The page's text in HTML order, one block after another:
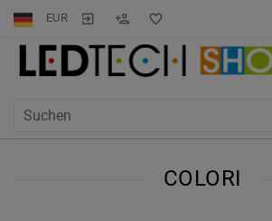
EUR
COLORI